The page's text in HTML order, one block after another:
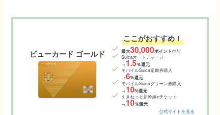
ビューカード ゴールド
ここがおすすめ！
最大30,000ポイント付与
Suicaオートチャージ
→1.5％還元
モバイルSuica定期券購入
→6%還元
モバイルSuicaグリーン券購入
→10%還元
えきねっと新幹線eチケット
→10％還元
公式サイトを見る